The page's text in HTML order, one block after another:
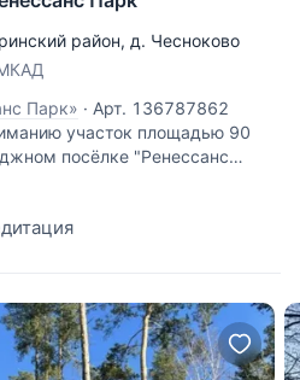
район, д. Чесноково
Парк» · Арт. 136787862
участок площадью 90
посёлке "Ренессанс
км от МКАД по Новорижскому
формы, хорошо освещен. Все